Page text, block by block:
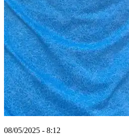
08/05/2025 - 8:12